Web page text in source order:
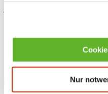
Nur
Ansprechpartnern. Die Nähe
bzw. Ausbildungsbetrieb ist
des passenden Arbeitgebers.
passenden Arbeitgeber in
Lernen fördern e.V.,
Breite Straße 10
Ausbildungsangebote nach